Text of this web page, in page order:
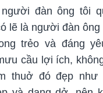
đàn ông tôi
lẽ là người đàn ông
trẻo và đáng
cầu lợi ích,
thuở đó đẹp như